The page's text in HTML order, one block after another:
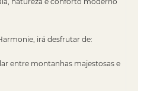
irá desfrutar de:
entre montanhas majestosas e